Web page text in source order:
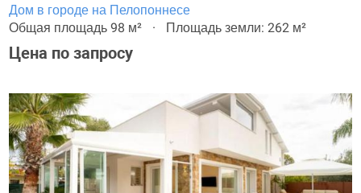
Дом в городе на Пелопоннесе
Общая площадь 98 м²
Площадь земли: 262 м²
Цена по запросу